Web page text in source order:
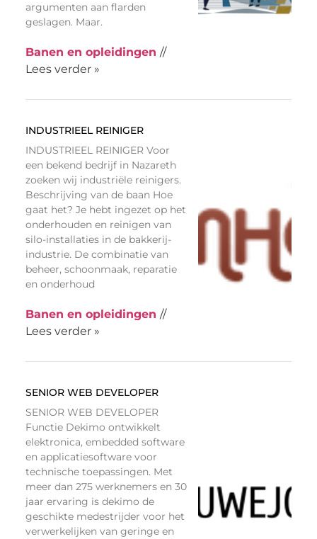
argumenten aan flarden
geslagen. Maar.
Banen en opleidingen //
Lees verder »
INDUSTRIEEL REINIGER
INDUSTRIEEL REINIGER Voor
een bekend bedrijf in Nazareth
zoeken wij industriële reinigers.
Beschrijving van de baan Hoe
gaat het? Je hebt ingezet op het
onderhouden en reinigen van
silo-installaties in de bakkerij-
industrie. De combinatie van
beheer, schoonmaak, reparatie
en onderhoud
Banen en opleidingen //
Lees verder »
SENIOR WEB DEVELOPER
SENIOR WEB DEVELOPER
Functie Dekimo ontwikkelt
elektronica, embedded software
en applicatiesoftware voor
technische toepassingen. Met
meer dan 275 werknemers en 30
jaar ervaring is dekimo de
geschikte medestrijder voor het
verwerkelijken van geringe en